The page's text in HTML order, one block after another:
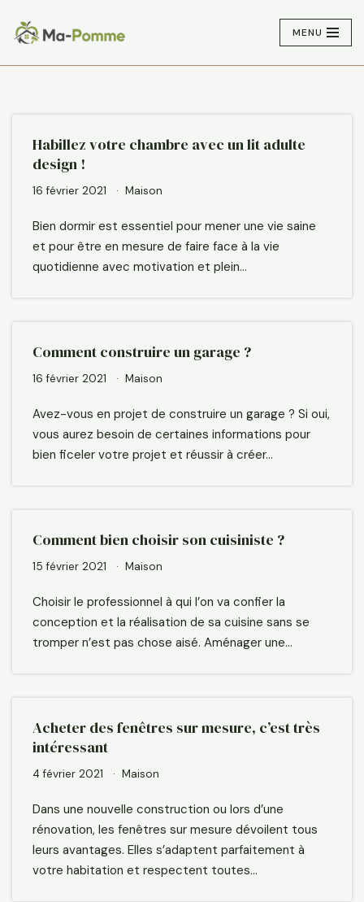
Aller
au
MENU
Habillez votre chambre avec un lit adulte
design !
16 février 2021 Maison
Bien dormir est essentiel pour mener une vie saine
et pour être en mesure de faire face à la vie
quotidienne avec motivation et plein…
Comment construire un garage ?
16 février 2021 Maison
Avez-vous en projet de construire un garage ? Si oui,
vous aurez besoin de certaines informations pour
bien ficeler votre projet et réussir à créer…
Comment bien choisir son cuisiniste ?
15 février 2021 Maison
Choisir le professionnel à qui l’on va confier la
conception et la réalisation de sa cuisine sans se
tromper n’est pas chose aisé. Aménager une…
Acheter des fenêtres sur mesure, c’est très
intéressant
4 février 2021 Maison
Dans une nouvelle construction ou lors d’une
rénovation, les fenêtres sur mesure dévoilent tous
leurs avantages. Elles s’adaptent parfaitement à
votre habitation et respectent toutes…